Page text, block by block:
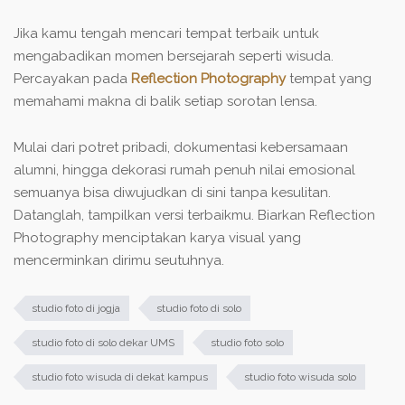
Jika kamu tengah mencari tempat terbaik untuk
mengabadikan momen bersejarah seperti wisuda.
Percayakan pada Reflection Photographytempat yang
memahami makna di balik setiap sorotan lensa.
Mulai dari potret pribadi, dokumentasi kebersamaan
alumni, hingga dekorasi rumah penuh nilai emosional
semuanya bisa diwujudkan di sini tanpa kesulitan.
Datanglah, tampilkan versi terbaikmu. Biarkan Reflection
Photography menciptakan karya visual yang
mencerminkan dirimu seutuhnya.
studio foto di jogja studio foto di solo
studio foto di solo dekar UMS studio foto solo
studio foto wisuda di dekat kampus studio foto wisuda solo